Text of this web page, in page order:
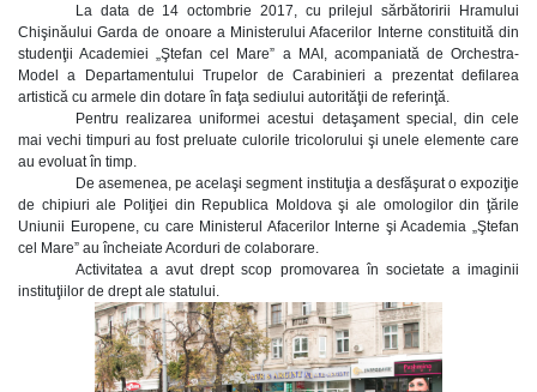
La data de 14 octombrie 2017, cu prilejul sărbătoririi Hramului
Chişinăului Garda de onoare a Ministerului Afacerilor Interne constituită din
studenţii Academiei „Ştefan cel Mare” a MAI, acompaniată de Orchestra-
Model a Departamentului Trupelor de Carabinieri a prezentat defilarea
artistică cu armele din dotare în faţa sediului autorităţii de referinţă.
Pentru realizarea uniformei acestui detaşament special, din cele
mai vechi timpuri au fost preluate culorile tricolorului şi unele elemente care
au evoluat în timp.
De asemenea, pe acelaşi segment instituţia a desfăşurat o expoziţie
de chipiuri ale Poliţiei din Republica Moldova şi ale omologilor din ţările
Uniunii Europene, cu care Ministerul Afacerilor Interne şi Academia „Ştefan
cel Mare” au încheiate Acorduri de colaborare.
Activitatea a avut drept scop promovarea în societate a imaginii
instituţiilor de drept ale statului.